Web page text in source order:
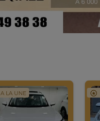
A LA UNE